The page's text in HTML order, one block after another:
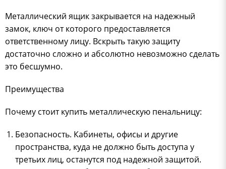
Металлический ящик закрывается на надежный
замок, ключ от которого предоставляется
ответственному лицу. Вскрыть такую защиту
достаточно сложно и абсолютно невозможно сделать
это бесшумно.
Преимущества
Почему стоит купить металлическую пенальницу:
Безопасность. Кабинеты, офисы и другие
пространства, куда не должно быть доступа у
третьих лиц, останутся под надежной защитой.